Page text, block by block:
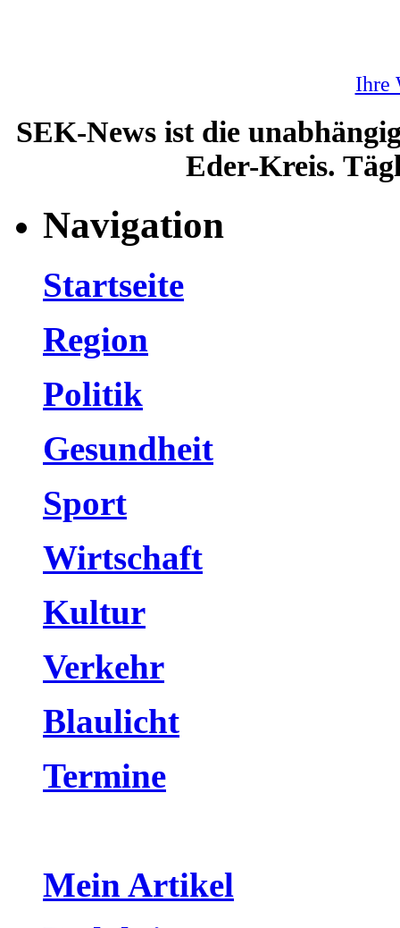
Ihre
SEK-News ist die
Eder-Kreis.
Navigation
Startseite
Region
Politik
Gesundheit
Sport
Wirtschaft
Kultur
Verkehr
Blaulicht
Termine
Mein Artikel